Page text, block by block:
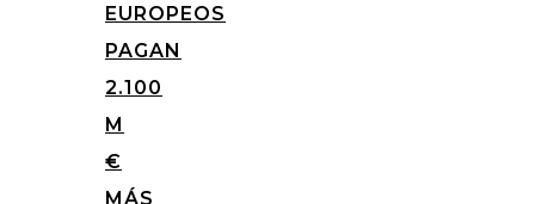
EUROPEOS
PAGAN
2.100
M
€
MÁS